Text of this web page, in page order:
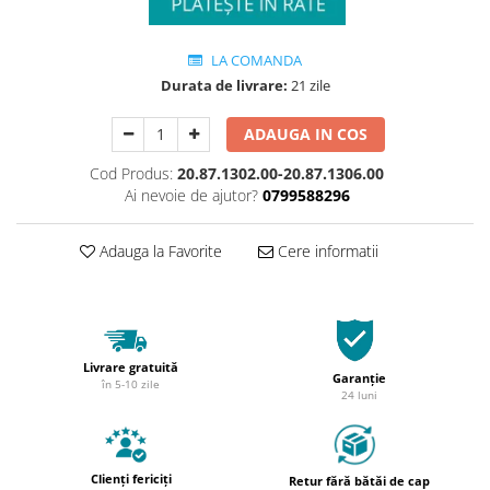
LA COMANDA
Durata de livrare: 21 zile
ADAUGA IN COS
Cod Produs: 20.87.1302.00-20.87.1306.00
Ai nevoie de ajutor? 0799588296
Adauga la Favorite Cere informatii
Livrare gratuită
în 5-10 zile Garanție
24 luni
Clienți fericiți Retur fără bătăi de cap